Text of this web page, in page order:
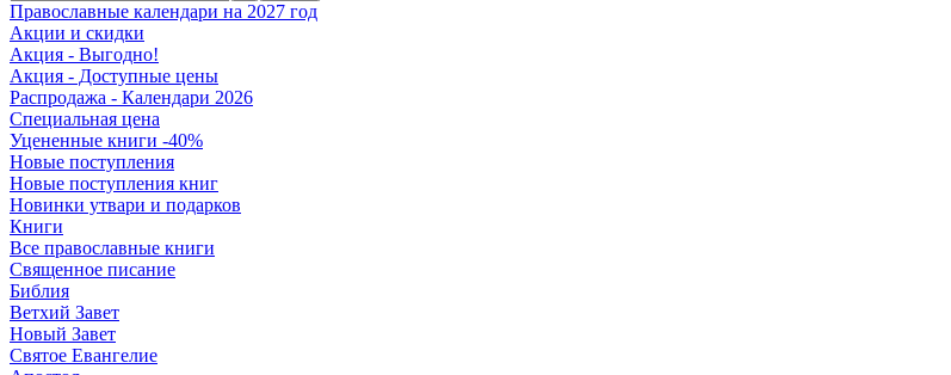
Православные календари на 2027 год
Акции и скидки
Акция - Выгодно!
Акция - Доступные цены
Распродажа - Календари 2026
Специальная цена
Уцененные книги -40%
Новые поступления
Новые поступления книг
Новинки утвари и подарков
Книги
Все православные книги
Священное писание
Библия
Ветхий Завет
Новый Завет
Святое Евангелие